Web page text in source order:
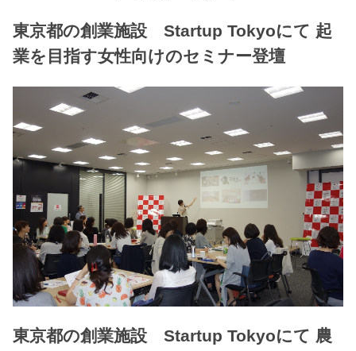
東京都の創業施設 Startup Tokyoにて 起
業を目指す女性向けのセミナー登壇
東京都の創業施設 Startup Tokyoにて 農